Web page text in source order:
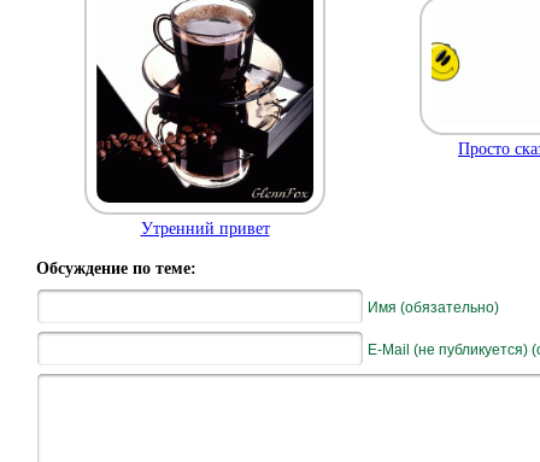
Утренний привет
Просто
Обсуждение по теме:
Имя (обязательно)
E-Mail (не публикуется)